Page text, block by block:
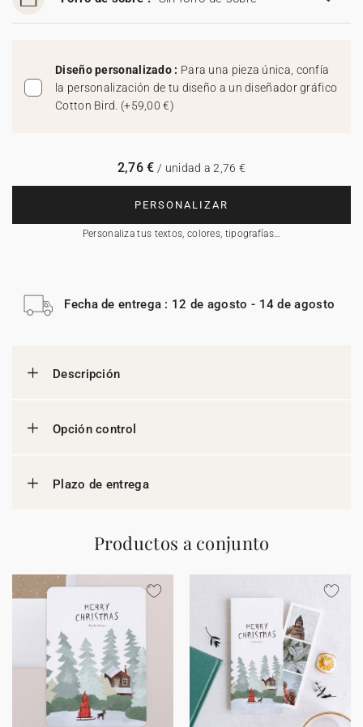
Diseño personalizado : Para una pieza única, confía
la personalización de tu diseño a un diseñador gráfico
Cotton Bird. (+59,00 €)
PERSONALIZAR
Personaliza tus textos, colores, tipografías…
2,76 € / unidad a 2,76 €
Fecha de entrega : 12 de agosto - 14 de agosto
Descripción
Opción control
Plazo de entrega
Productos a conjunto